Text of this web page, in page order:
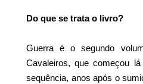
Do que se trata o livro?
Guerra é o segundo
Cavaleiros, que começou
sequência, anos após o